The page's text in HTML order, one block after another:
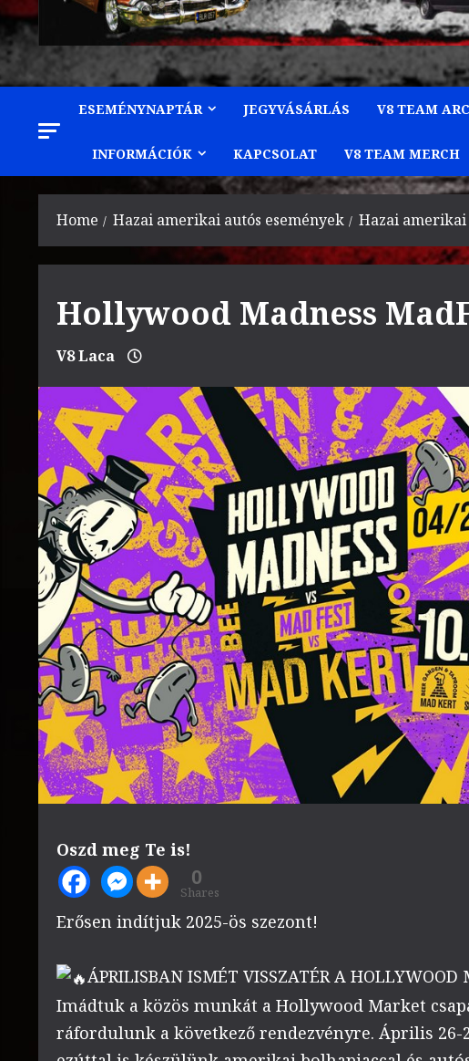
ESEMÉNYNAPTÁR JEGYVÁSÁRLÁS V8 TEAM
INFORMÁCIÓK KAPCSOLAT V8 TEAM MERCH
Home Hazai amerikai autós események Hazai amerikai
Hollywood Madness
V8 Laca
Oszd meg Te is!
0
Shares
Erősen indítjuk 2025-ös szezont!
ÁPRILISBAN ISMÉT VISSZATÉR A HOLLYWOOD
Imádtuk a közös munkát a Hollywood Market
ráfordulunk a következő rendezvényre. Április 26-